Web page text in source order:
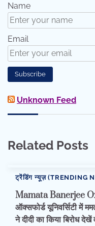
Name
Email
Unknown Feed
Related Posts
ट्रेंडिंग न्यूज़ (TRENDING
Mamata Banerjee
ऑक्सफोर्ड यूनिवर्सिटी में
ने दीदी का किया बिरोध देखें